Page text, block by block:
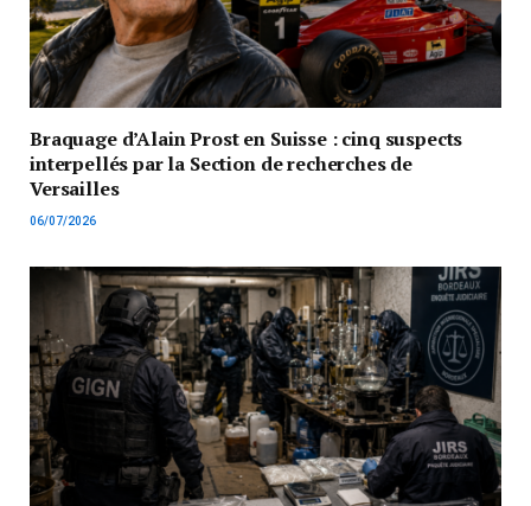
Braquage d’Alain Prost en Suisse : cinq suspects
interpellés par la Section de recherches de
Versailles
06/07/2026